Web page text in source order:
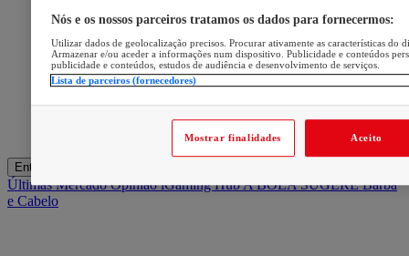
Entrar
ÚltimasMercadoOpiniãoiGaming HubA BOLA SUGEREBarba
e Cabelo
Nós e os nossos parceiros tratamos os dados para fornecermos:
Utilizar dados de geolocalização precisos. Procurar ativamente as características do
Armazenar e/ou aceder a informações num dispositivo. Publicidade e conteúdos
publicidade e conteúdos, estudos de audiência e desenvolvimento de serviços.
Lista de parceiros (fornecedores)
Mostrar finalidades Aceito